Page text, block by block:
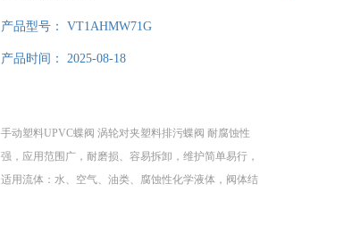
产品型号： VT1AHMW71G
产品时间： 2025-08-18
手动塑料UPVC蝶阀 涡轮对夹塑料排污蝶阀 耐腐蚀性
强，应用范围广，耐磨损、容易拆卸，维护简单易行，
适用流体：水、空气、油类、腐蚀性化学液体，阀体结